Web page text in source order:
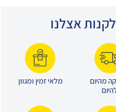
אצלנו
מהיום
מלאי זמין ומגוון